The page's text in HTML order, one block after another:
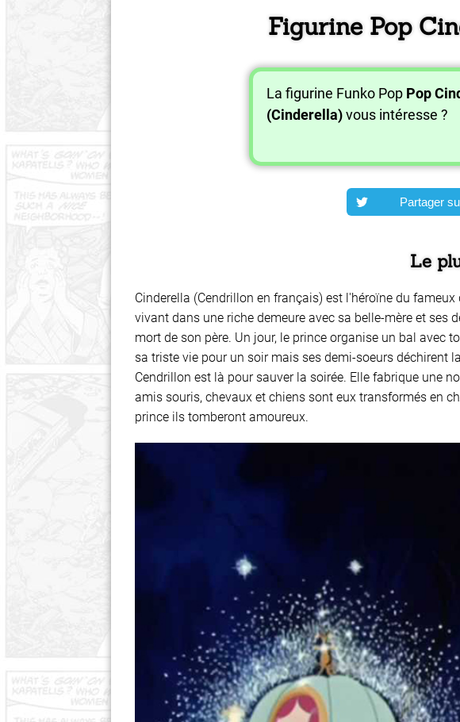
Figurine Pop
La figurine Funko Pop Pop
(Cinderella)vous intéresse ?
Partager
Le
Cinderella (Cendrillon en français) est l'héroïne du
vivant dans une riche demeure avec sa belle-mère et ses
mort de son père. Un jour, le prince organise un bal avec
sa triste vie pour un soir mais ses demi-soeurs déchirent
Cendrillon est là pour sauver la soirée. Elle fabrique une
amis souris, chevaux et chiens sont eux transformés en
prince ils tomberont amoureux.